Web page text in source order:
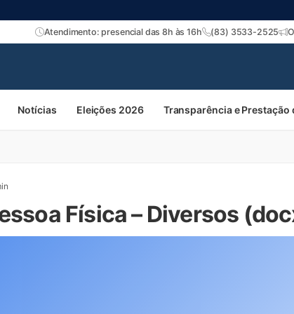
Atendimento: presencial das 8h às 16h (83) 3533-2525
Notícias Eleições 2026 Transparência e Prestação
Física – Diversos